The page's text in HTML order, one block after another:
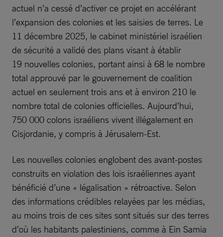
actuel n’a cessé d’activer ce projet en accélérant
l’expansion des colonies et les saisies de terres. Le
11 décembre 2025, le cabinet ministériel israélien
de sécurité a validé des plans visant à établir
19 nouvelles colonies, portant ainsi à 68 le nombre
total approuvé par le gouvernement de coalition
actuel en seulement trois ans et à environ 210 le
nombre total de colonies officielles. Aujourd’hui,
750 000 colons israéliens vivent illégalement en
Cisjordanie, y compris à Jérusalem-Est.
Les nouvelles colonies englobent des avant-postes
construits en violation des lois israéliennes ayant
bénéficié d’une « légalisation » rétroactive. Selon
des informations crédibles relayées par les médias,
au moins trois de ces sites sont situés sur des terres
d’où les habitants palestiniens, comme à Ein Samia